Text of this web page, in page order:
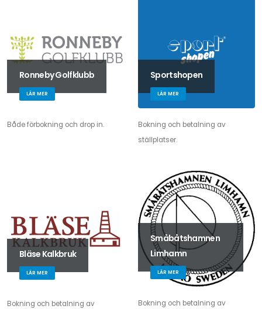
Ronneby Golfklubb
LÄR MER
Både förbokning och drop in.
Sportshopen
LÄR MER
Bokning och betalning av
ställplatser.
Bläse Kalkbruk
LÄR MER
Bokning och betalning av
Småbåtshamnen
Limhamn
LÄR MER
Bokning och betalning av